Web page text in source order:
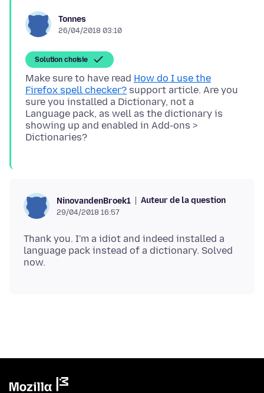
Tonnes
26/04/2018 03:10
Solution choisie
Make sure to have read How do I use the
Firefox spell checker? support article. Are you
sure you installed a Dictionary, not a
Language pack, as well as the dictionary is
showing up and enabled in Add-ons >
NinovandenBroek1 Auteur de la question
29/04/2018 16:57
Thank you. I'm a idiot and indeed installed a
language pack instead of a dictionary. Solved